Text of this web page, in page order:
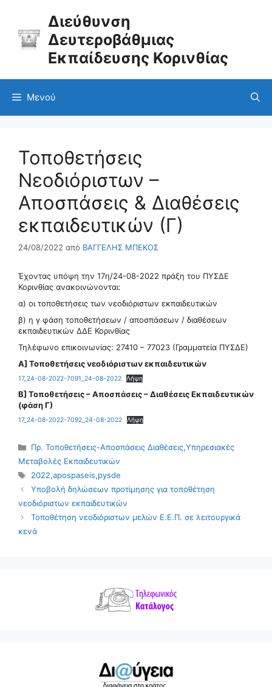
Διεύθυνση
Δευτεροβάθμιας
Εκπαίδευσης Κορινθίας
Μενού
Τοποθετήσεις
Νεοδιόριστων –
Αποσπάσεις & Διαθέσεις
εκπαιδευτικών (Γ)
24/08/2022 από ΒΑΓΓΕΛΗΣ ΜΠΕΚΟΣ
Έχοντας υπόψη την 17η/24-08-2022 πράξη του ΠΥΣΔΕ
Κορινθίας ανακοινώνονται:
α) οι τοποθετήσεις των νεοδιόριστων εκπαιδευτικών
β) η γ φάση τοποθετήσεων / αποσπάσεων / διαθέσεων
εκπαιδευτικών ΔΔΕ Κορινθίας
Τηλέφωνο επικοινωνίας: 27410 – 77023 (Γραμματεία ΠΥΣΔΕ)
Α] Τοποθετήσεις νεοδιόριστων εκπαιδευτικών
17_24-08-2022-7091_24-08-2022 Λήψη
Β] Τοποθετήσεις – Αποσπάσεις – Διαθέσεις Εκπαιδευτικών
(φάση Γ)
17_24-08-2022-7092_24-08-2022 Λήψη
Κατηγορίες
Πρ. Τοποθετήσεις-Αποσπάσεις Διαθέσεις,Υπηρεσιακές
Μεταβολές Εκπαιδευτικών
Ετικέτες
2022,apospaseis,pysde
Υποβολή δηλώσεων προτίμησης για τοποθέτηση
νεοδιόριστων εκπαιδευτικών
Τοποθέτηση νεοδιόριστων μελών Ε.Ε.Π. σε λειτουργικά
κενά